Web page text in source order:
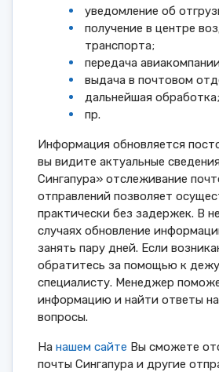
уведомление об
получение в центре
транспорта;
передача
выдача в почтовом
дальнейшая обработка;
пр.
Информация обновляется
вы видите актуальные
Сингапура» отслеживание
отправлений позволяет
практически без задержек. В
случаях обновление
занять пару дней. Если
обратитесь за помощью к
специалисту. Менеджер
информацию и найти ответы на
вопросы.
На нашем сайте Вы сможете
почты Сингапура и другие